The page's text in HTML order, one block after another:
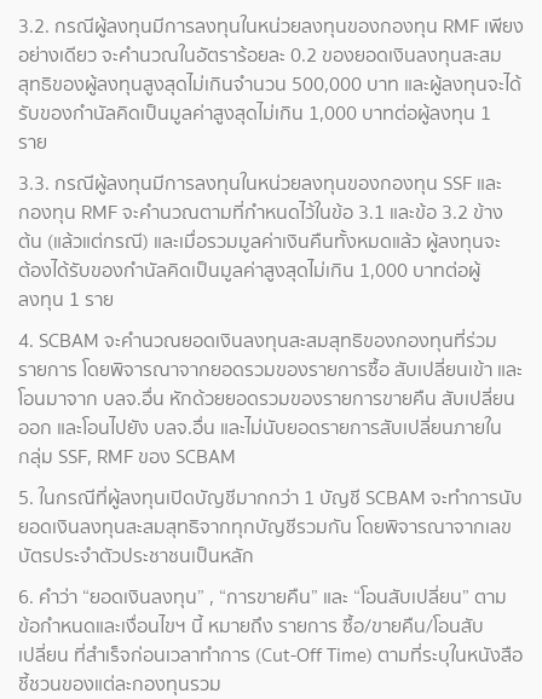
3.2. กรณีผู้ลงทุนมีการลงทุนในหน่วยลงทุนของกองทุน RMF เพียง
อย่างเดียว จะคำนวณในอัตราร้อยละ 0.2 ของยอดเงินลงทุนสะสม
สุทธิของผู้ลงทุนสูงสุดไม่เกินจำนวน 500,000 บาท และผู้ลงทุนจะได้
รับของกำนัลคิดเป็นมูลค่าสูงสุดไม่เกิน 1,000 บาทต่อผู้ลงทุน 1
ราย
3.3. กรณีผู้ลงทุนมีการลงทุนในหน่วยลงทุนของกองทุน SSF และ
กองทุน RMF จะคำนวณตามที่กำหนดไว้ในข้อ 3.1 และข้อ 3.2 ข้าง
ต้น (แล้วแต่กรณี) และเมื่อรวมมูลค่าเงินคืนทั้งหมดแล้ว ผู้ลงทุนจะ
ต้องได้รับของกำนัลคิดเป็นมูลค่าสูงสุดไม่เกิน 1,000 บาทต่อผู้
ลงทุน 1 ราย
4. SCBAM จะคำนวณยอดเงินลงทุนสะสมสุทธิของกองทุนที่ร่วม
รายการ โดยพิจารณาจากยอดรวมของรายการซื้อ สับเปลี่ยนเข้า และ
โอนมาจาก บลจ.อื่น หักด้วยยอดรวมของรายการขายคืน สับเปลี่ยน
ออก และโอนไปยัง บลจ.อื่น และไม่นับยอดรายการสับเปลี่ยนภายใน
กลุ่ม SSF, RMF ของ SCBAM
5. ในกรณีที่ผู้ลงทุนเปิดบัญชีมากกว่า 1 บัญชี SCBAM จะทำการนับ
ยอดเงินลงทุนสะสมสุทธิจากทุกบัญชีรวมกัน โดยพิจารณาจากเลข
บัตรประจำตัวประชาชนเป็นหลัก
6. คำว่า “ยอดเงินลงทุน” , “การขายคืน” และ “โอนสับเปลี่ยน” ตาม
ข้อกำหนดและเงื่อนไขฯ นี้ หมายถึง รายการ ซื้อ/ขายคืน/โอนสับ
เปลี่ยน ที่สำเร็จก่อนเวลาทำการ (Cut-Off Time) ตามที่ระบุในหนังสือ
ชี้ชวนของแต่ละกองทุนรวม